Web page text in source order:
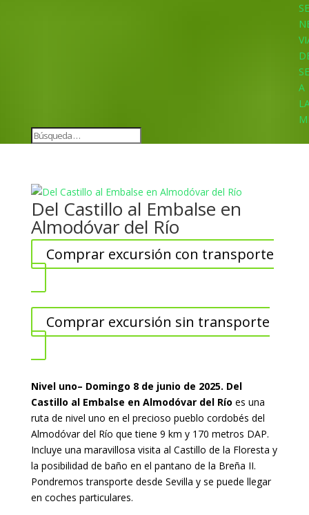
A
Del Castillo al Embalse en
Almodóvar del Río
Comprar excursión con transporte
Comprar excursión sin transporte
Nivel uno– Domingo 8 de junio de 2025. Del
Castillo al Embalse en Almodóvar del Río es una
ruta de nivel uno en el precioso pueblo cordobés del
Almodóvar del Río que tiene 9 km y 170 metros DAP.
Incluye una maravillosa visita al Castillo de la Floresta y
la posibilidad de baño en el pantano de la Breña II.
Pondremos transporte desde Sevilla y se puede llegar
en coches particulares.